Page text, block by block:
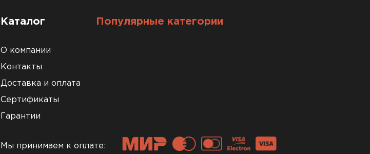
Каталог
О компании
Контакты
Доставка и оплата
Сертификаты
Гарантии
Популярные категории
Мы принимаем к оплате: